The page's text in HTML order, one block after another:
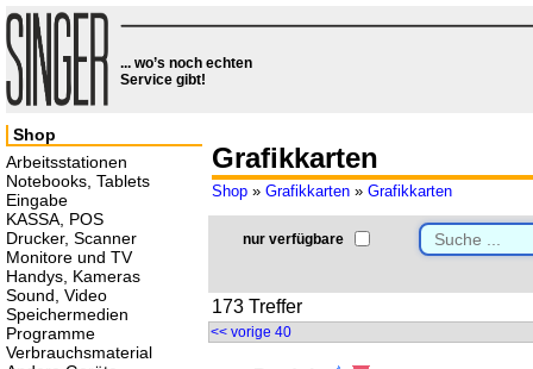
... wo’s noch echten
Service gibt!
Grafikkarten
Shop » Grafikkarten » Grafikkarten
nur verfügbare
173 Treffer
<< vorige 40
Shop
Arbeitsstationen
Notebooks, Tablets
Eingabe
KASSA, POS
Drucker, Scanner
Monitore und TV
Handys, Kameras
Sound, Video
Speichermedien
Programme
Verbrauchsmaterial